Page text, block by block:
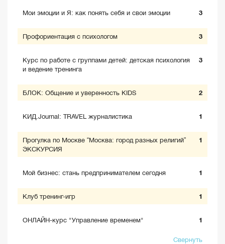
Мои эмоции и Я: как понять себя и свои эмоции 3
Профориентация с психологом 3
Курс по работе с группами детей: детская психология
и ведение тренинга
3
БЛОК: Общение и уверенность KIDS 2
КИД.Journal: TRAVEL журналистика 1
Прогулка по Москве “Москва: город разных религий”
ЭКСКУРСИЯ
1
Мой бизнес: стань предпринимателем сегодня 1
Клуб тренинг-игр 1
ОНЛАЙН-курс "Управление временем" 1
Свернуть